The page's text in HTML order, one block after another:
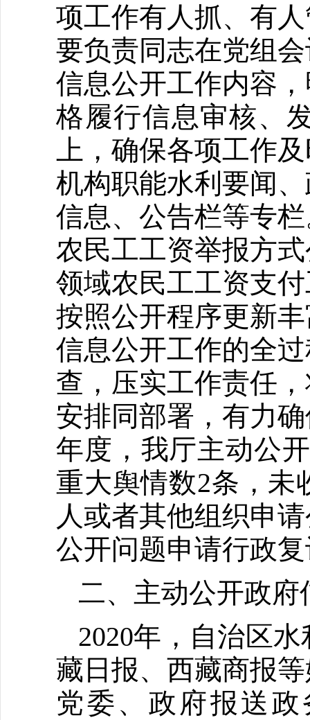
项工作有人抓、有
要负责同志在党组
信息公开工作内容
格履行信息审核、
上，确保各项工作
机构职能水利要闻
信息、公告栏等专
农民工工资举报方
领域农民工工资支
按照公开程序更新
信息公开工作的全
查，压实工作责任
安排同部署，有力
年度，我厅主动公
重大舆情数2条，未
人或者其他组织申
公开问题申请行政
二、主动公开政府
2020年，自治区
藏日报、西藏商报
党委、政府报送